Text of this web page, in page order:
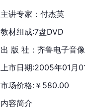
主讲专家：付杰英
教材组成:7盘DVD
出 版 社：齐鲁电子音
上市日期:2005年01月
市场价格:￥580.00
内容简介